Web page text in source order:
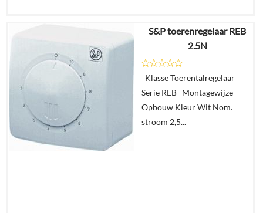
€183,68
Details
In
S&P toerenregelaar REB
2.5N
Klasse Toerentalregelaar
Serie REB Montagewijze
Opbouw Kleur Wit Nom.
stroom 2,5...